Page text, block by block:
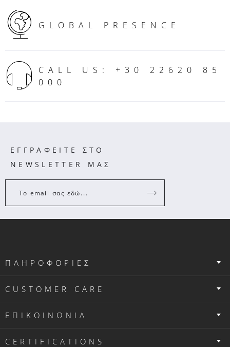
GLOBAL PRESENCE
CALL US: +30 22620 85
000
ΕΓΓΡΑΦΕΙΤΕ ΣΤΟ
NEWSLETTER ΜΑΣ
Το email σας εδώ...
ΠΛΗΡΟΦΟΡΙΕΣ
CUSTOMER CARE
ΕΠΙΚΟΙΝΩΝΙΑ
CERTIFICATIONS